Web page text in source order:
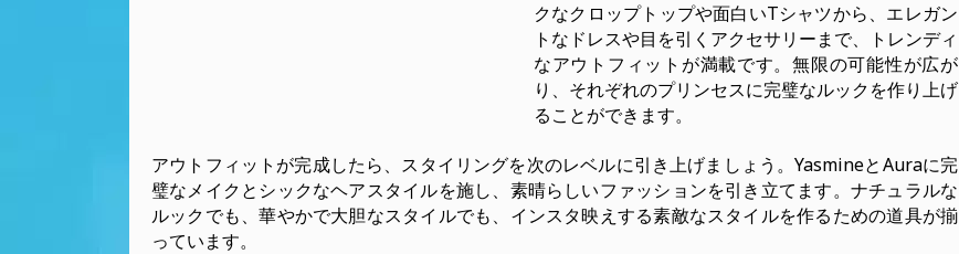
クなクロップトップや面白いTシャツから、エレガン
トなドレスや目を引くアクセサリーまで、トレンディ
なアウトフィットが満載です。無限の可能性が広が
り、それぞれのプリンセスに完璧なルックを作り上げ
ることができます。
アウトフィットが完成したら、スタイリングを次のレベルに引き上げましょう。YasmineとAuraに完
璧なメイクとシックなヘアスタイルを施し、素晴らしいファッションを引き立てます。ナチュラルな
ルックでも、華やかで大胆なスタイルでも、インスタ映えする素敵なスタイルを作るための道具が揃
っています。